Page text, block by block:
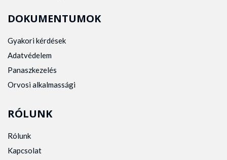
DOKUMENTUMOK
Gyakori kérdések
Adatvédelem
Panaszkezelés
Orvosi alkalmassági
RÓLUNK
Rólunk
Kapcsolat